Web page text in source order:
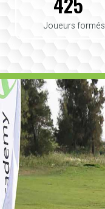
Joueurs formés